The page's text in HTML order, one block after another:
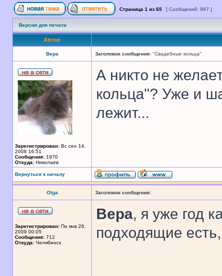
Страница 1 из 65 [ Сообщений: 967 ]
Версия для печати
Автор
Вера Заголовок сообщения: "Свадебные кольца"
Зарегистрирован: Вс сен 14,
2008 16:51
Сообщения: 1970
Откуда: Николаев
А никто не
кольца"? Уже и
лежит...
Вернуться к началу
Olga Заголовок сообщения:
Зарегистрирован: Пн янв 26,
2009 00:05
Сообщения: 712
Откуда: Челябинск
Вера, я уже год
подходящие